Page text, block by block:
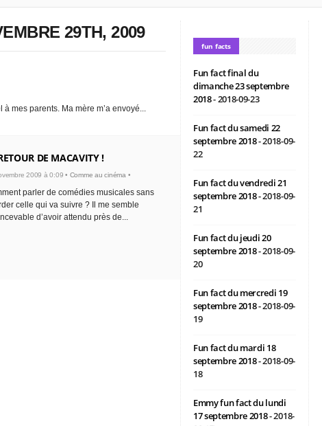
29TH, 2009
mes parents. Ma mère m’a envoyé...
DE MACAVITY !
2009 à 0:09 • Comme au cinéma •
parler de comédies musicales sans
celle qui va suivre ? Il me semble
d’avoir attendu près de...
fun facts
Fun fact final du
dimanche 23 septembre
2018- 2018-09-23
Fun fact du samedi 22
septembre 2018- 2018-09-
22
Fun fact du vendredi 21
septembre 2018- 2018-09-
21
Fun fact du jeudi 20
septembre 2018- 2018-09-
20
Fun fact du mercredi 19
septembre 2018- 2018-09-
19
Fun fact du mardi 18
septembre 2018- 2018-09-
18
Emmy fun fact du lundi
17 septembre 2018- 2018-